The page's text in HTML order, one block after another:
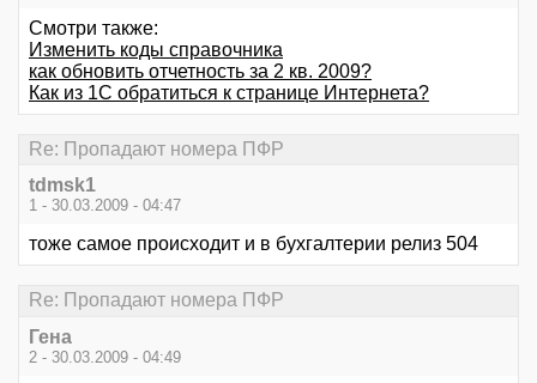
Смотри также:
Изменить коды справочника
как обновить отчетность за 2 кв. 2009?
Как из 1С обратиться к странице Интернета?
Re: Пропадают номера ПФР
tdmsk1
1 - 30.03.2009 - 04:47
тоже самое происходит и в бухгалтерии релиз 504
Re: Пропадают номера ПФР
Гена
2 - 30.03.2009 - 04:49